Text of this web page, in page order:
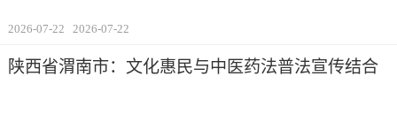
2026-07-22 2026-07-22
陕西省渭南市：文化惠民与中医药法普法宣传结合